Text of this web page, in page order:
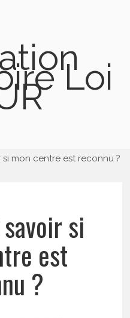
Loi
mon centre est reconnu ?
si
est
?